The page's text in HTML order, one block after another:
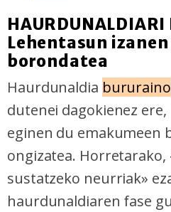
HAURDUNALDIARI
Lehentasun
borondatea
Haurdunaldia bururaino
dutenei dagokienez ere,
eginen du emakumeen
ongizatea.
sustatzeko neurriak»
haurdunaldiaren fase